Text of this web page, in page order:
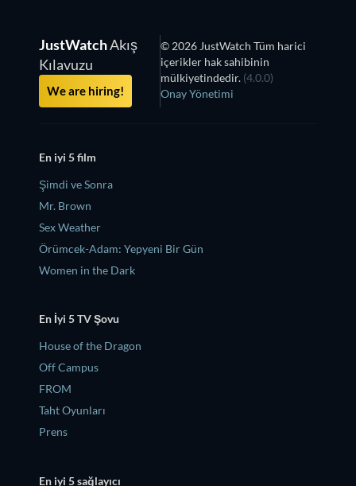
JustWatchAkış
Kılavuzu
We are hiring!
© 2026 JustWatch Tüm harici
içerikler hak sahibinin
mülkiyetindedir. (4.0.0)
Onay Yönetimi
En iyi 5 film
Şimdi ve Sonra
Mr. Brown
Sex Weather
Örümcek-Adam: Yepyeni Bir Gün
Women in the Dark
En İyi 5 TV Şovu
House of the Dragon
Off Campus
FROM
Taht Oyunları
Prens
En iyi 5 sağlayıcı